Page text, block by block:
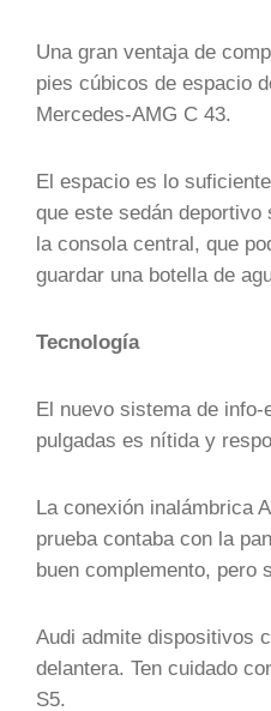
Una gran ventaja de
pies cúbicos de espacio
Mercedes-AMG C 43.
El espacio es lo
que este sedán
la consola central, que
guardar una botella de
Tecnología
El nuevo sistema de
pulgadas es nítida y
La conexión inalámbrica
prueba contaba con la
buen complemento, pero
Audi admite dispositivos
delantera. Ten cuidado
S5.